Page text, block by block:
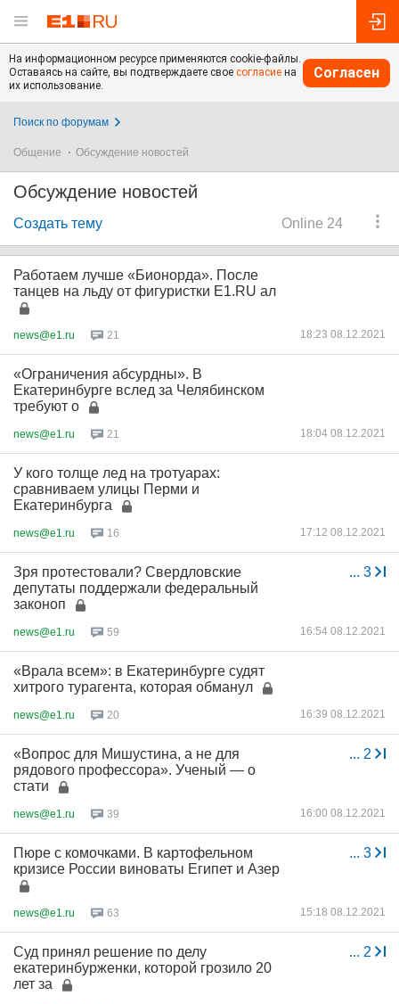
На информационном ресурсе применяются cookie-файлы.
Оставаясь на сайте, вы подтверждаете свое согласие на
их использование.
Согласен
Поиск по форумам
Общение Обсуждение новостей
Обсуждение новостей
Online 24
Создать тему
Работаем лучше «Бионорда». После
танцев на льду от фигуристки E1.RU ал
news@e1.ru 21 18:23 08.12.2021
«Ограничения абсурдны». В
Екатеринбурге вслед за Челябинском
требуют о
news@e1.ru 21 18:04 08.12.2021
У кого толще лед на тротуарах:
сравниваем улицы Перми и
Екатеринбурга
news@e1.ru 16 17:12 08.12.2021
... 3
Зря протестовали? Свердловские
депутаты поддержали федеральный
законоп
news@e1.ru 59 16:54 08.12.2021
«Врала всем»: в Екатеринбурге судят
хитрого турагента, которая обманул
news@e1.ru 20 16:39 08.12.2021
... 2
«Вопрос для Мишустина, а не для
рядового профессора». Ученый — о
стати
news@e1.ru 39 16:00 08.12.2021
... 3
Пюре с комочками. В картофельном
кризисе России виноваты Египет и Азер
news@e1.ru 63 15:18 08.12.2021
... 2
Суд принял решение по делу
екатеринбурженки, которой грозило 20
лет за